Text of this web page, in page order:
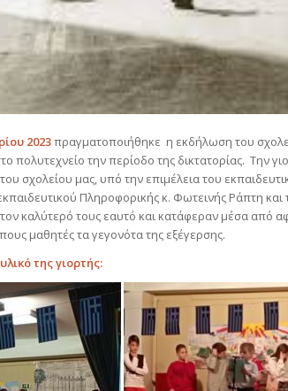
2023πραγματοποιήθηκε η εκδήλωση του
πολυτεχνείο την περίοδο της δικτατορίας. Την
σχολείου μας, υπό την επιμέλεια του
Πληροφορικής κ. Φωτεινής Ράπτη και
καλύτερό τους εαυτό και κατάφεραν μέσα από
μαθητές τα γεγονότα της εξέγερσης.
της γιορτής: